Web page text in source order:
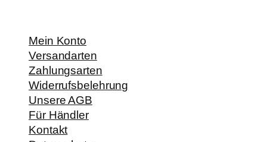
Mein Konto
Versandarten
Zahlungsarten
Widerrufsbelehrung
Unsere AGB
Für Händler
Kontakt